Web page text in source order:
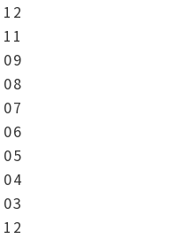
12
11
09
08
07
06
05
04
03
12